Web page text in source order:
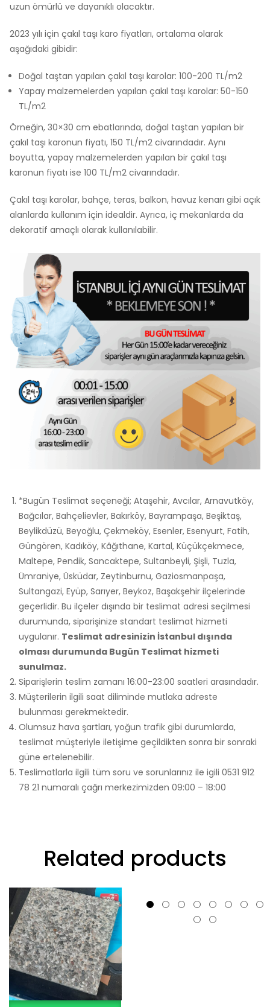
uzun ömürlü ve dayanıklı olacaktır.
2023 yılı için çakıl taşı karo fiyatları, ortalama olarak
aşağıdaki gibidir:
Doğal taştan yapılan çakıl taşı karolar: 100-200 TL/m2
Yapay malzemelerden yapılan çakıl taşı karolar: 50-150
TL/m2
Örneğin, 30×30 cm ebatlarında, doğal taştan yapılan bir
çakıl taşı karonun fiyatı, 150 TL/m2 civarındadır. Aynı
boyutta, yapay malzemelerden yapılan bir çakıl taşı
karonun fiyatı ise 100 TL/m2 civarındadır.
Çakıl taşı karolar, bahçe, teras, balkon, havuz kenarı gibi açık
alanlarda kullanım için idealdir. Ayrıca, iç mekanlarda da
dekoratif amaçlı olarak kullanılabilir.
*Bugün Teslimat seçeneği; Ataşehir, Avcılar, Arnavutköy,
Bağcılar, Bahçelievler, Bakırköy, Bayrampaşa, Beşiktaş,
Beylikdüzü, Beyoğlu, Çekmeköy, Esenler, Esenyurt, Fatih,
Güngören, Kadıköy, Kâğıthane, Kartal, Küçükçekmece,
Maltepe, Pendik, Sancaktepe, Sultanbeyli, Şişli, Tuzla,
Ümraniye, Üsküdar, Zeytinburnu, Gaziosmanpaşa,
Sultangazi, Eyüp, Sarıyer, Beykoz, Başakşehir ilçelerinde
geçerlidir. Bu ilçeler dışında bir teslimat adresi seçilmesi
durumunda, siparişinize standart teslimat hizmeti
uygulanır. Teslimat adresinizin İstanbul dışında
olması durumunda Bugün Teslimat hizmeti
sunulmaz.
Siparişlerin teslim zamanı 16:00-23:00 saatleri arasındadır.
Müşterilerin ilgili saat diliminde mutlaka adreste
bulunması gerekmektedir.
Olumsuz hava şartları, yoğun trafik gibi durumlarda,
teslimat müşteriyle iletişime geçildikten sonra bir sonraki
güne ertelenebilir.
Teslimatlarla ilgili tüm soru ve sorunlarınız ile igili 0531 912
78 21 numaralı çağrı merkezimizden 09:00 – 18:00
Related products